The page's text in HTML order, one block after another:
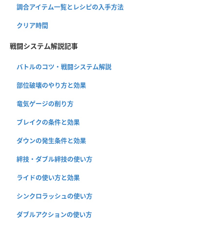
調合アイテム一覧とレシピの入手方法
クリア時間
戦闘システム解説記事
バトルのコツ・戦闘システム解説
部位破壊のやり方と効果
竜気ゲージの削り方
ブレイクの条件と効果
ダウンの発生条件と効果
絆技・ダブル絆技の使い方
ライドの使い方と効果
シンクロラッシュの使い方
ダブルアクションの使い方